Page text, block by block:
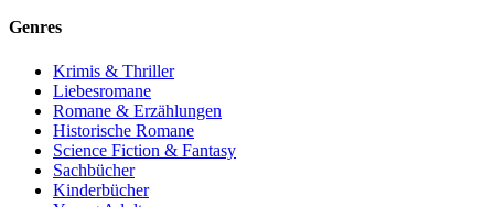
Genres
Krimis & Thriller
Liebesromane
Romane & Erzählungen
Historische Romane
Science Fiction & Fantasy
Sachbücher
Kinderbücher